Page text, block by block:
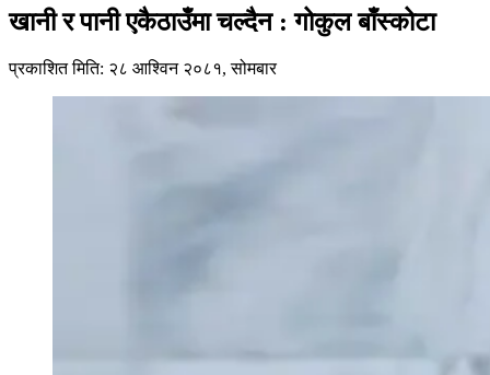
खानी र पानी एकैठाउँमा चल्दैन : गोकुल बाँस्कोटा
प्रकाशित मिति: २८ आश्विन २०८१, सोमबार